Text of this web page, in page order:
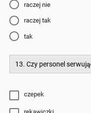
raczej nie
raczej tak
tak
13. Czy personel
czepek